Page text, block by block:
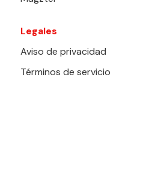
Legales
Aviso de privacidad
Términos de servicio